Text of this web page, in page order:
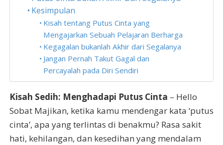
Kesimpulan
Kisah tentang Putus Cinta yang
Mengajarkan Sebuah Pelajaran Berharga
Kegagalan bukanlah Akhir dari Segalanya
Jangan Pernah Takut Gagal dan
Percayalah pada Diri Sendiri
Kisah Sedih: Menghadapi Putus Cinta – Hello
Sobat Majikan, ketika kamu mendengar kata ‘putus
cinta’, apa yang terlintas di benakmu? Rasa sakit
hati, kehilangan, dan kesedihan yang mendalam